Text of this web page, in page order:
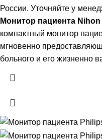
России. Уточняйте у
Монитор пациента
компактный монитор
мгновенно
больного и его жизненно